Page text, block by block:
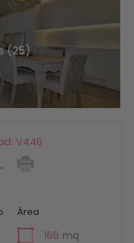
(25)
V446
Área
166 mq